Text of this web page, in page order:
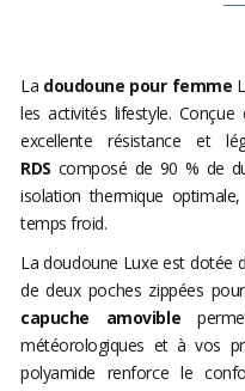
La doudoune pour femme
les activités lifestyle.
excellente résistance et
RDS composé de 90 % de
isolation thermique
temps froid.
La doudoune Luxe est dotée
de deux poches zippées
capuche amovible
météorologiques et à vos
polyamide renforce le